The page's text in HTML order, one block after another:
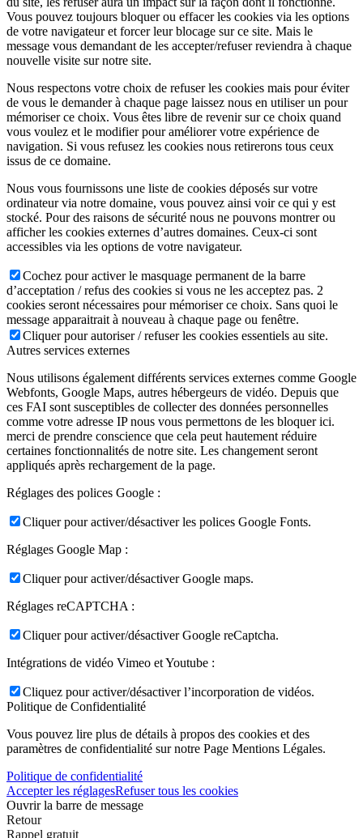
Vous pouvez toujours bloquer ou effacer les cookies via les options
de votre navigateur et forcer leur blocage sur ce site. Mais le
message vous demandant de les accepter/refuser reviendra à chaque
nouvelle visite sur notre site.
Nous respectons votre choix de refuser les cookies mais pour éviter
de vous le demander à chaque page laissez nous en utiliser un pour
mémoriser ce choix. Vous êtes libre de revenir sur ce choix quand
vous voulez et le modifier pour améliorer votre expérience de
navigation. Si vous refusez les cookies nous retirerons tous ceux
issus de ce domaine.
Nous vous fournissons une liste de cookies déposés sur votre
ordinateur via notre domaine, vous pouvez ainsi voir ce qui y est
stocké. Pour des raisons de sécurité nous ne pouvons montrer ou
afficher les cookies externes d’autres domaines. Ceux-ci sont
accessibles via les options de votre navigateur.
Cochez pour activer le masquage permanent de la barre
d’acceptation / refus des cookies si vous ne les acceptez pas. 2
cookies seront nécessaires pour mémoriser ce choix. Sans quoi le
message apparaitrait à nouveau à chaque page ou fenêtre.
Cliquer pour autoriser / refuser les cookies essentiels au site.
Autres services externes
Nous utilisons également différents services externes comme Google
Webfonts, Google Maps, autres hébergeurs de vidéo. Depuis que
ces FAI sont susceptibles de collecter des données personnelles
comme votre adresse IP nous vous permettons de les bloquer ici.
merci de prendre conscience que cela peut hautement réduire
certaines fonctionnalités de notre site. Les changement seront
appliqués après rechargement de la page.
Réglages des polices Google :
Cliquer pour activer/désactiver les polices Google Fonts.
Réglages Google Map :
Cliquer pour activer/désactiver Google maps.
Réglages reCAPTCHA :
Cliquer pour activer/désactiver Google reCaptcha.
Intégrations de vidéo Vimeo et Youtube :
Cliquez pour activer/désactiver l’incorporation de vidéos.
Politique de Confidentialité
Vous pouvez lire plus de détails à propos des cookies et des
paramètres de confidentialité sur notre Page Mentions Légales.
Politique de confidentialité
Accepter les réglagesRefuser tous les cookies
Ouvrir la barre de message
Retour
Rappel gratuit